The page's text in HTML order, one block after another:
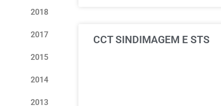
2018
2017
2015
2014
2013
CCT SINDIMAGEM E STS